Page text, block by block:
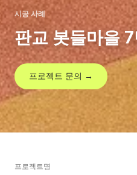
시공 사례
판교 봇들마을
프로젝트 문의 →
프로젝트명